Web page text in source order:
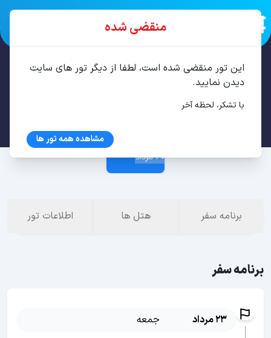
تور سن پترزبورگ، مسکو 7 شب مرداد
30 مرداد
برنامه سفر هتل ها اطلاعات تور
برنامه سفر
23 مرداد جمعه
منقضی شده
این تور منقضی شده است، لطفا از دیگر تور های سایت
دیدن نمایید.
با تشکر، لحظه آخر
مشاهده همه تور ها